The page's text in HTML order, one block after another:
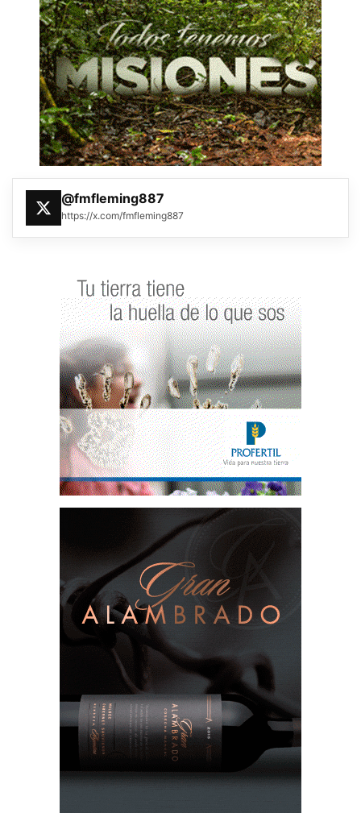
@fmfleming887
https://x.com/fmfleming887